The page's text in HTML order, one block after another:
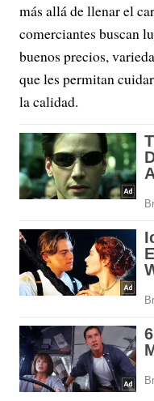
más allá de llenar el
comerciantes buscan
buenos precios,
que les permitan
la calidad.